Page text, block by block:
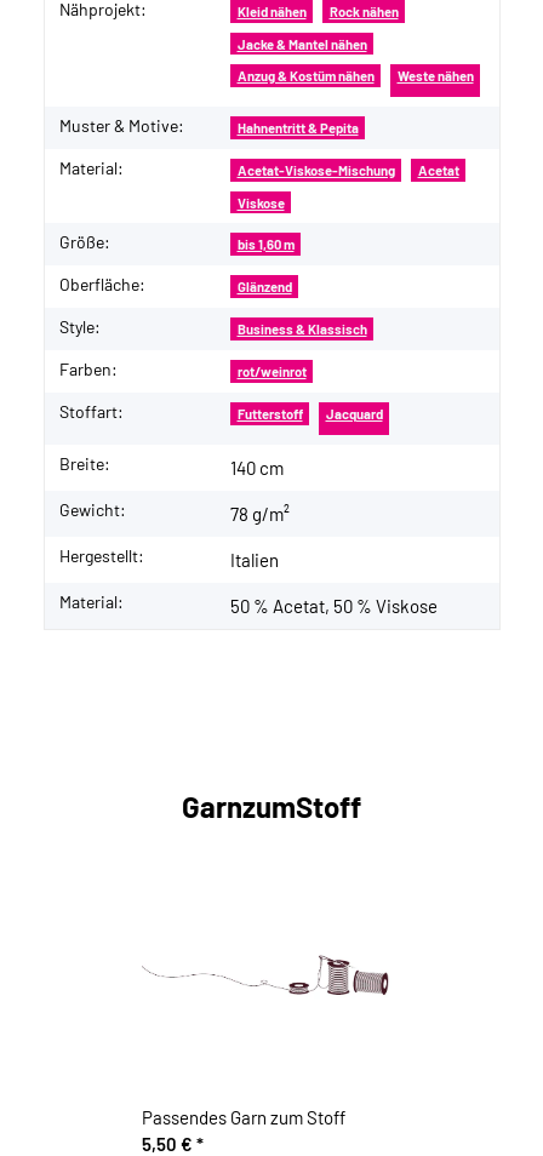
Produkteigenschaft
Wert
Nähprojekt: Kleid nähen Rock nähen
Jacke & Mantel nähen
Anzug & Kostüm nähen Weste nähen
Muster & Motive: Hahnentritt & Pepita
Material: Acetat-Viskose-Mischung Acetat
Viskose
Größe: bis 1,60 m
Oberfläche: Glänzend
Style: Business & Klassisch
Farben: rot/weinrot
Stoffart: Futterstoff Jacquard
Breite: 140 cm
Gewicht: 78 g/m²
Hergestellt: Italien
Material: 50 % Acetat, 50 % Viskose
GarnzumStoff
Passendes Garn zum Stoff
5,50 € *